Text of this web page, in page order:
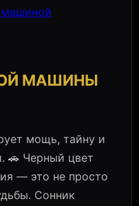
машиной
МАШИНЫ
мощь, тайну и
🚗 Черный цвет
— это не просто
Сонник